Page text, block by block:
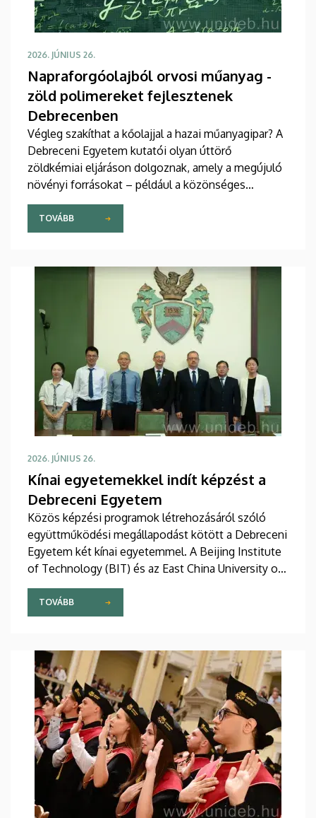
2026. JÚNIUS 26.
Napraforgóolajból orvosi műanyag -
zöld polimereket fejlesztenek
Debrecenben
Végleg szakíthat a kőolajjal a hazai műanyagipar? A
Debreceni Egyetem kutatói olyan úttörő
zöldkémiai eljáráson dolgoznak, amely a megújuló
növényi forrásokat – például a közönséges
napraforgóolajat – alakítja át csúcstechnológiás
polimerekké. Ezek az anyagok ráadásul nemcsak
környezetbarátak, de az orvostudományban is új
Ildikó Sajtóközpont saját gyártású tudományos
sorozatának legújabb riportjában.
TOVÁBB
2026. JÚNIUS 26.
Kínai egyetemekkel indít képzést a
Debreceni Egyetem
Közös képzési programok létrehozásáról szóló
együttműködési megállapodást kötött a Debreceni
Egyetem két kínai egyetemmel. A Beijing Institute
of Technology (BIT) és az East China University of
Technology (ECUT) vezetőivel csütörtökön írták alá
a megállapodást. A közös programok 2027-ben
indulhatnak.
TOVÁBB